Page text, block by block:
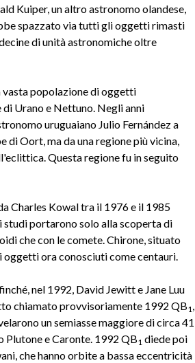
Kuiper, un altro astronomo olandese,
spazzato via tutti gli oggetti rimasti
di unità astronomiche oltre
vasta popolazione di oggetti
Urano e Nettuno. Negli anni
uruguaiano Julio Fernández a
di Oort, ma da una regione più vicina,
Questa regione fu in seguito
Charles Kowal tra il 1976 e il 1985
portarono solo alla scoperta di
che con le comete. Chirone, situato
oggetti ora conosciuti come centauri.
nel 1992, David Jewitt e Jane Luu
chiamato provvisoriamente 1992 QB1,
un semiasse maggiore di circa 41
e Caronte. 1992 QB1 diede poi
che hanno orbite a bassa eccentricità